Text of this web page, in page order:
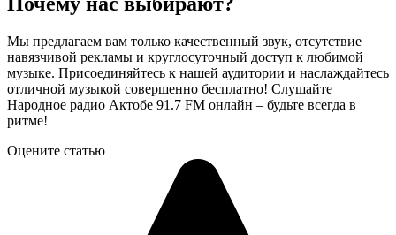
Мы предлагаем вам только качественный звук, отсутствие
навязчивой рекламы и круглосуточный доступ к любимой
музыке. Присоединяйтесь к нашей аудитории и наслаждайтесь
отличной музыкой совершенно бесплатно! Слушайте
Народное радио Актобе 91.7 FM онлайн – будьте всегда в
ритме!
Оцените статью